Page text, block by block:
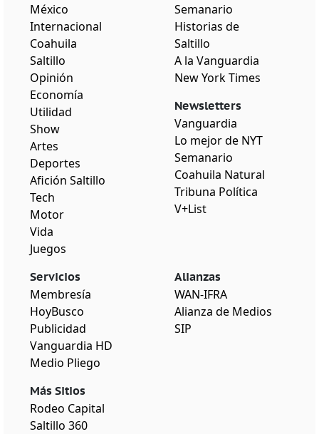
México
Internacional
Coahuila
Saltillo
Opinión
Economía
Utilidad
Show
Artes
Deportes
Afición Saltillo
Tech
Motor
Vida
Juegos
Semanario
Historias de
Saltillo
A la Vanguardia
New York Times
Newsletters
Vanguardia
Lo mejor de NYT
Semanario
Coahuila Natural
Tribuna Política
V+List
Servicios
Membresía
HoyBusco
Publicidad
Vanguardia HD
Medio Pliego
Más Sitios
Rodeo Capital
Saltillo 360
Alianzas
WAN-IFRA
Alianza de Medios
SIP